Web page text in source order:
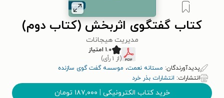
کتاب گفتگوی اثربخش (کتاب دوم)
مدیریت هیجانات
۱.۰ امتیاز
(از ۱ رأی)
پدیدآورندگان: مستانه نعمت، موسسه گفت گوی سازنده
انتشارات: انتشارات بذر خرد
خرید کتاب الکترونیکی | ۱۸۷,۰۰۰ تومان